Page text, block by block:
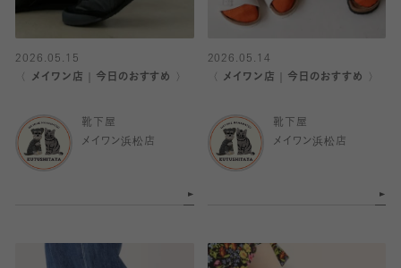
2026.05.15
〈 メイワン店｜今日のおすすめ 〉
靴下屋
メイワン浜松店
2026.05.14
〈 メイワン店｜今日のおすすめ 〉
靴下屋
メイワン浜松店